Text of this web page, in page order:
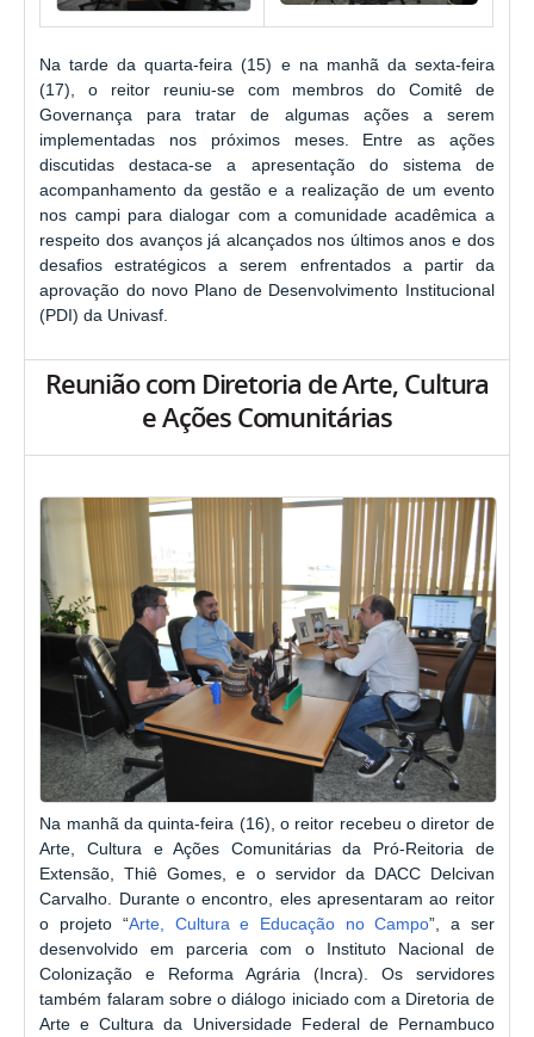
Na tarde da quarta-feira (15) e na manhã da sexta-feira
(17), o reitor reuniu-se com membros do Comitê de
Governança para tratar de algumas ações a serem
implementadas nos próximos meses. Entre as ações
discutidas destaca-se a apresentação do sistema de
acompanhamento da gestão e a realização de um evento
nos campi para dialogar com a comunidade acadêmica a
respeito dos avanços já alcançados nos últimos anos e dos
desafios estratégicos a serem enfrentados a partir da
aprovação do novo Plano de Desenvolvimento Institucional
(PDI) da Univasf.
Reunião com Diretoria de Arte, Cultura
e Ações Comunitárias
Na manhã da quinta-feira (16), o reitor recebeu o diretor de
Arte, Cultura e Ações Comunitárias da Pró-Reitoria de
Extensão, Thiê Gomes, e o servidor da DACC Delcivan
Carvalho. Durante o encontro, eles apresentaram ao reitor
o projeto “Arte, Cultura e Educação no Campo”, a ser
desenvolvido em parceria com o Instituto Nacional de
Colonização e Reforma Agrária (Incra). Os servidores
também falaram sobre o diálogo iniciado com a Diretoria de
Arte e Cultura da Universidade Federal de Pernambuco